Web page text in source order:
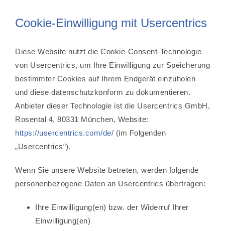
Cookie-Einwilligung mit Usercentrics
Diese Website nutzt die Cookie-Consent-Technologie
von Usercentrics, um Ihre Einwilligung zur Speicherung
bestimmter Cookies auf Ihrem Endgerät einzuholen
und diese datenschutzkonform zu dokumentieren.
Anbieter dieser Technologie ist die Usercentrics GmbH,
Rosental 4, 80331 München, Website:
https://usercentrics.com/de/ (im Folgenden
„Usercentrics“).
Wenn Sie unsere Website betreten, werden folgende
personenbezogene Daten an Usercentrics übertragen:
Ihre Einwilligung(en) bzw. der Widerruf Ihrer
Einwilligung(en)